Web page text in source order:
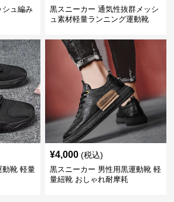
シュ編み
黒スニーカー 通気性抜群メッシ
ュ素材軽量ランニング運動靴
動靴 軽量
¥4,000 (税込)
黒スニーカー 男性用黒運動靴 軽
量紐靴 おしゃれ耐摩耗